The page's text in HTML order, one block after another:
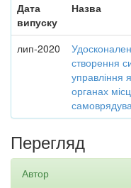
Дата
випуску
Назва
лип-2020
створення
управління
органах
Перегляд
Автор